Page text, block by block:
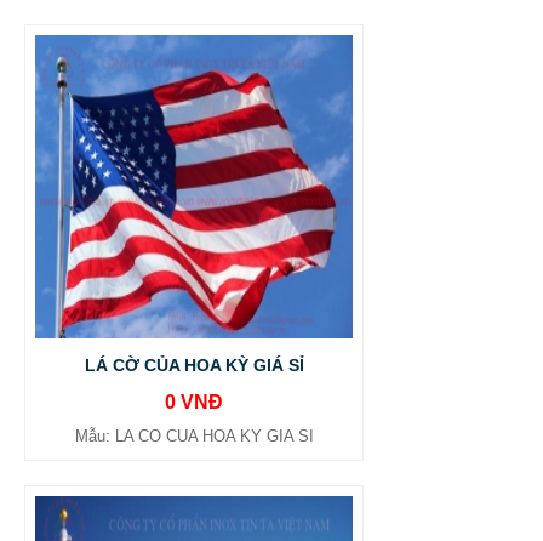
LÁ CỜ CỦA HOA KỲ GIÁ SỈ
0 VNĐ
Mẫu: LA CO CUA HOA KY GIA SI